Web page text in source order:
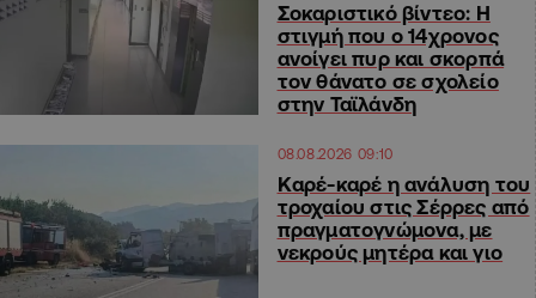
Σοκαριστικό βίντεο: Η
στιγμή που ο 14χρονος
ανοίγει πυρ και σκορπά
τον θάνατο σε σχολείο
στην Ταϊλάνδη
08.08.2026 09:10
Καρέ-καρέ η ανάλυση του
τροχαίου στις Σέρρες από
πραγματογνώμονα, με
νεκρούς μητέρα και γιο